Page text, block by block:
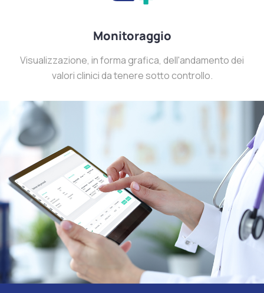
Monitoraggio
Visualizzazione, in forma grafica, dell'andamento dei
valori clinici da tenere sotto controllo.